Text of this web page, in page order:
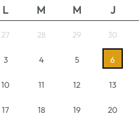
L M M J
27 28 29 30
3 4 5 6
10 11 12 13
17 18 19 20